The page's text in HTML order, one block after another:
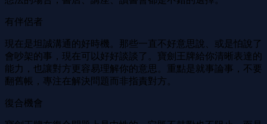
有伴侶者
現在是坦誠溝通的好時機。那些一直不好意思說、或是怕說了
會吵架的事，現在可以好好談談了。寶劍王牌給你清晰表達的
能力，也讓對方更容易理解你的意思。重點是就事論事，不要
翻舊帳，專注在解決問題而非指責對方。
復合機會